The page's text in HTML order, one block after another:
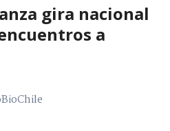
gira nacional
a